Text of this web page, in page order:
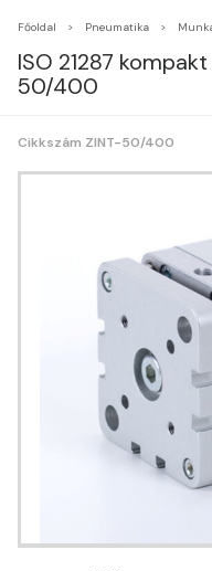
Főoldal Pneumatika
ISO 21287
50/400
Cikkszám ZINT-50/400